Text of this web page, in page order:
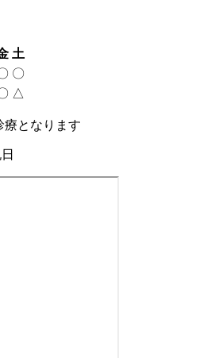
土
〇
△
療となります
日